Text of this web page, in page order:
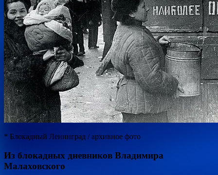
* Блокадный Ленинград / архивное фото
Из блокадных дневников Владимира
Малаховского